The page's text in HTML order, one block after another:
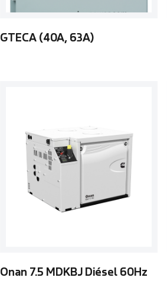
GTECA (40A, 63A)
Onan 7.5 MDKBJ Diésel 60Hz